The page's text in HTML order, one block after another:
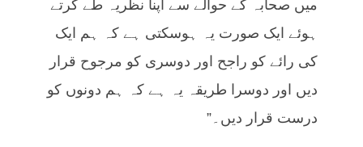
میں صحابہ کے حوالے سے اپنا نظریہ طے کرتے
ہوئے ایک صورت یہ ہوسکتی ہے کہ ہم ایک
کی رائے کو راجح اور دوسری کو مرجوح قرار
دیں اور دوسرا طریقہ یہ ہے کہ ہم دونوں کو
درست قرار دیں۔”